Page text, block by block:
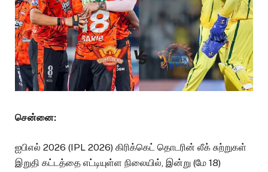
சென்னை:
ஐபிஎல் 2026 (IPL 2026) கிரிக்கெட் தொடரின் லீக் சுற்றுகள்
இறுதி கட்டத்தை எட்டியுள்ள நிலையில், இன்று (மே 18)